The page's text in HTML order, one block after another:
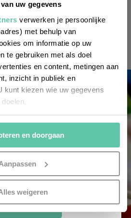
uw gegevens
verwerken je persoonlijke
met behulp van
om informatie op uw
te gebruiken met als doel
en content, metingen aan
inzicht in publiek en
kunt kiezen wie uw gegevens
we ook graag:
over uw geografische
paar meter nauwkeurig kan zijn
door het actief te
eigenschappen (fingerprinting)
in het
op elk moment wijzigen of
en doorgaan
weigeren
über Trends, neue
und Insider-Tipps für
werden? Dann
dich für unseren
Newsletter an. Im
erledigt!